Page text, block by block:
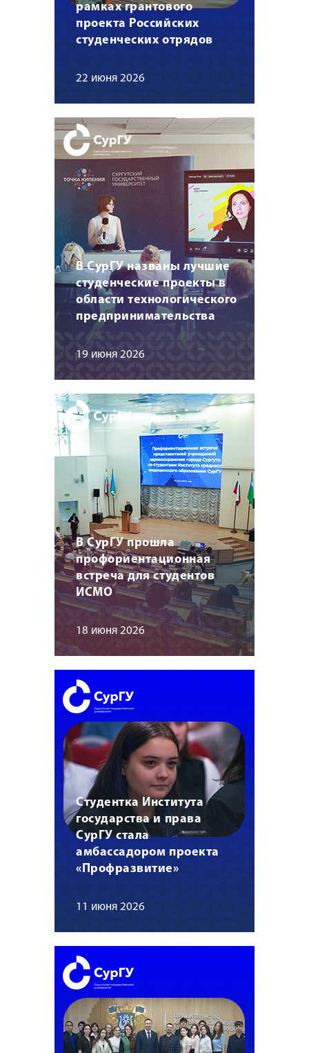
рамках грантового
проекта Российских
студенческих отрядов
22 июня 2026
В СурГУ названы лучшие
студенческие проекты в
области технологического
предпринимательства
19 июня 2026
В СурГУ прошла
профориентационная
встреча для студентов
ИСМО
18 июня 2026
Студентка Института
государства и права
СурГУ стала
амбассадором проекта
«Профразвитие»
11 июня 2026